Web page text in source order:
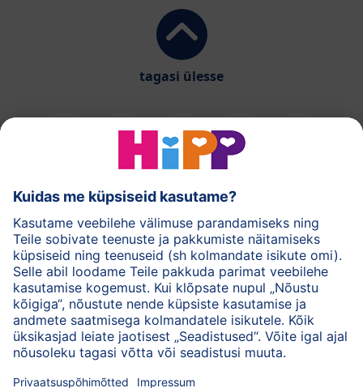
tagasi ülesse
HiPPi piimasegud
HiPPi imikutoidud
HiPPi nahahooldus
Privaatsuspõhimõtted
Kasutustingimused
Andmed
Ettevõttest HiPP Kontakt